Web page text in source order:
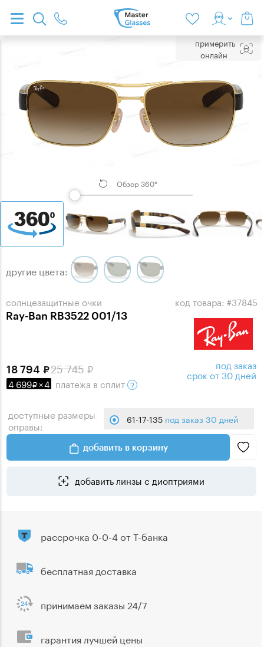
примерить
онлайн
Обзор 360°
солнцезащитные очки
Ray-Ban RB3522 001/13
код товара: #37845
другие цвета:
25 745
18 794
4 699 ×4 платежа в сплит
под заказ
срок от 30 дней
доступные размеры
оправы:
61-17-135 под заказ 30 дней
добавить в корзину
добавить линзы с диоптриями
рассрочка 0-0-4 от Т-банка
бесплатная доставка
принимаем заказы 24/7
гарантия лучшей цены